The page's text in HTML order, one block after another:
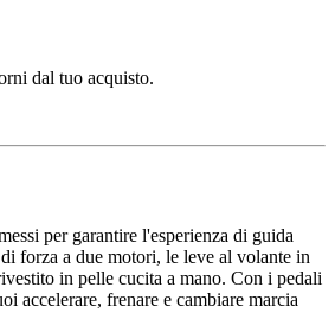
dal tuo acquisto.
per garantire l'esperienza di guida
forza a due motori, le leve al volante in
in pelle cucita a mano. Con i pedali
accelerare, frenare e cambiare marcia